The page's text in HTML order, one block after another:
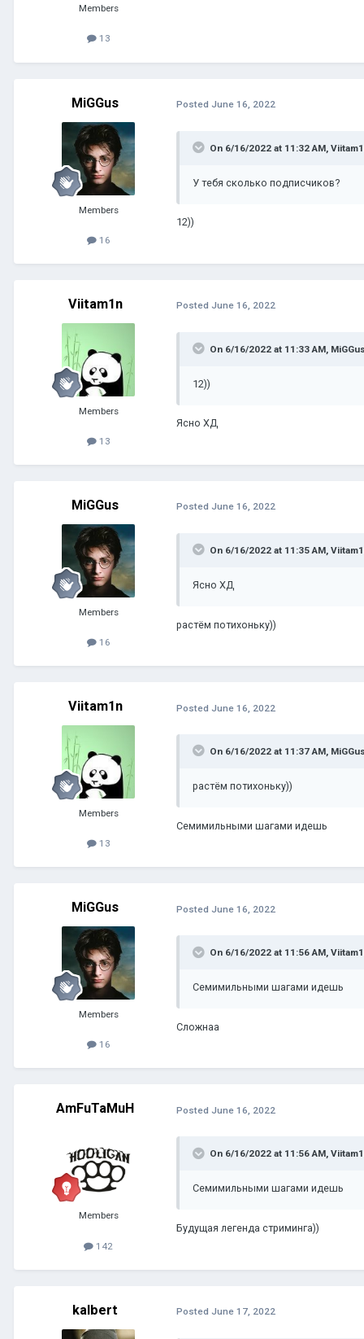
Members
13
MiGGus
Members
16
Posted June 16, 2022
On 6/16/2022 at 11:32 AM,
У тебя сколько подписчиков?
12))
Viitam1n
Members
13
Posted June 16, 2022
On 6/16/2022 at 11:33 AM, MiGGus
12))
Ясно ХД
MiGGus
Members
16
Posted June 16, 2022
On 6/16/2022 at 11:35 AM,
Ясно ХД
растём потихоньку))
Viitam1n
Members
13
Posted June 16, 2022
On 6/16/2022 at 11:37 AM, MiGGus
растём потихоньку))
Семимильными шагами идешь
MiGGus
Members
16
Posted June 16, 2022
On 6/16/2022 at 11:56 AM,
Семимильными шагами идешь
Сложнаа
AmFuTaMuH
Members
142
Posted June 16, 2022
On 6/16/2022 at 11:56 AM,
Семимильными шагами идешь
Будущая легенда стриминга))
kalbert Posted June 17, 2022